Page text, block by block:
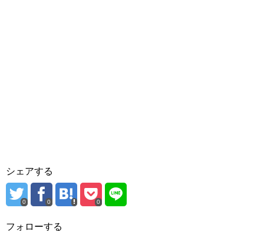
シェアする
0 0 0
フォローする